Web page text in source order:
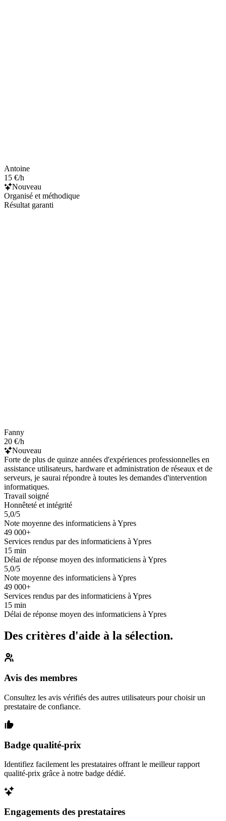
Antoine
15 €/h
Nouveau
Organisé et méthodique
Résultat garanti
Fanny
20 €/h
Nouveau
Forte de plus de quinze années d'expériences professionnelles en
assistance utilisateurs, hardware et administration de réseaux et de
serveurs, je saurai répondre à toutes les demandes d'intervention
informatiques.
Travail soigné
Honnêteté et intégrité
5,0/5
Note moyenne des informaticiens à Ypres
49 000+
Services rendus par des informaticiens à Ypres
15 min
Délai de réponse moyen des informaticiens à Ypres
5,0/5
Note moyenne des informaticiens à Ypres
49 000+
Services rendus par des informaticiens à Ypres
15 min
Délai de réponse moyen des informaticiens à Ypres
Des critères d'aide à la sélection.
Avis des membres
Consultez les avis vérifiés des autres utilisateurs pour choisir un
prestataire de confiance.
Badge qualité-prix
Identifiez facilement les prestataires offrant le meilleur rapport
qualité-prix grâce à notre badge dédié.
Engagements des prestataires